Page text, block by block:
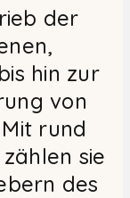
der
hin zur
von
rund
sie
des